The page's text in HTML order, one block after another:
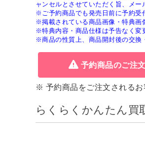
ャンセルとさせていただく旨、メー
※ご予約商品でも発売日前に予約受
※掲載されている商品画像・特典画
※特典内容・商品仕様は予告なく変
※商品の性質上、商品開封後の交換
予約商品のご注
※ 予約商品をご注文される
らくらくかんたん買